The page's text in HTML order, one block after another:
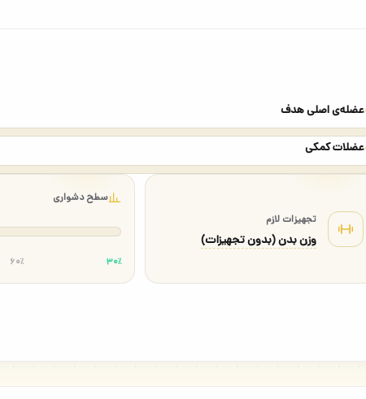
عضله‌ی اصلی هدف
عضلات کمکی
تجهیزات لازم
وزن بدن (بدون تجهیزات)
سطح دشواری
۳۰٪ ۶۰٪